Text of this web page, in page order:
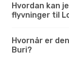
Hvordan kan
flyvninger til
Hvornår er
Buri?